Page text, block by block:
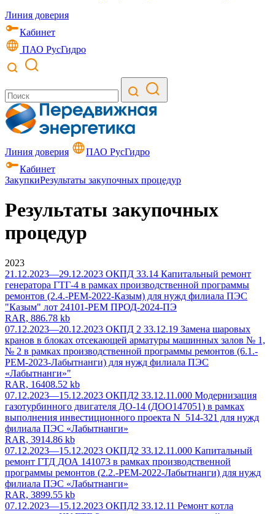
Линия доверия
Кабинет
ПАО РусГидро
Линия доверия
ПАО РусГидро
Кабинет
ЗакупкиРезультаты закупочных процедур
Результаты закупочных
процедур
2023
21.12.2023—29.12.2023 ОКПД 33.14 Капитальный ремонт
генератора ГТГ-4 в рамках производственной программы
ремонтов (2.4.-РЕМ-2022-Казым) для нужд филиала ПЭС
"Казым" лот 24101-РЕМ ПРОД-2024-ПЭ
RAR, 886.78 kb
07.12.2023—20.12.2023 ОКПД 2 33.12.19 Замена шаровых
кранов в блоках отсекающей арматуры машинных залов № 1,
№ 2 в рамках производственной программы ремонтов (6.1.-
РЕМ-2023-Лабытнанги) для нужд филиала ПЭС
«Лабытнанги»"
RAR, 16408.52 kb
07.12.2023—15.12.2023 ОКПД2 33.12.11.000 Модернизация
газотурбинного двигателя ДО-14 (ДОО147051) в рамках
выполнения инвестиционного проекта N_514-321 для нужд
филиала ПЭС «Лабытнанги»
RAR, 3914.86 kb
07.12.2023—15.12.2023 ОКПД2 33.12.11.000 Капитальный
ремонт ГТД ДОА 141073 в рамках производственной
программы ремонтов (2.2.-РЕМ-2022-Лабытнанги) для нужд
филиала ПЭС «Лабытнанги»
RAR, 3899.55 kb
07.12.2023—15.12.2023 ОКПД2 33.12.11 Ремонт котла